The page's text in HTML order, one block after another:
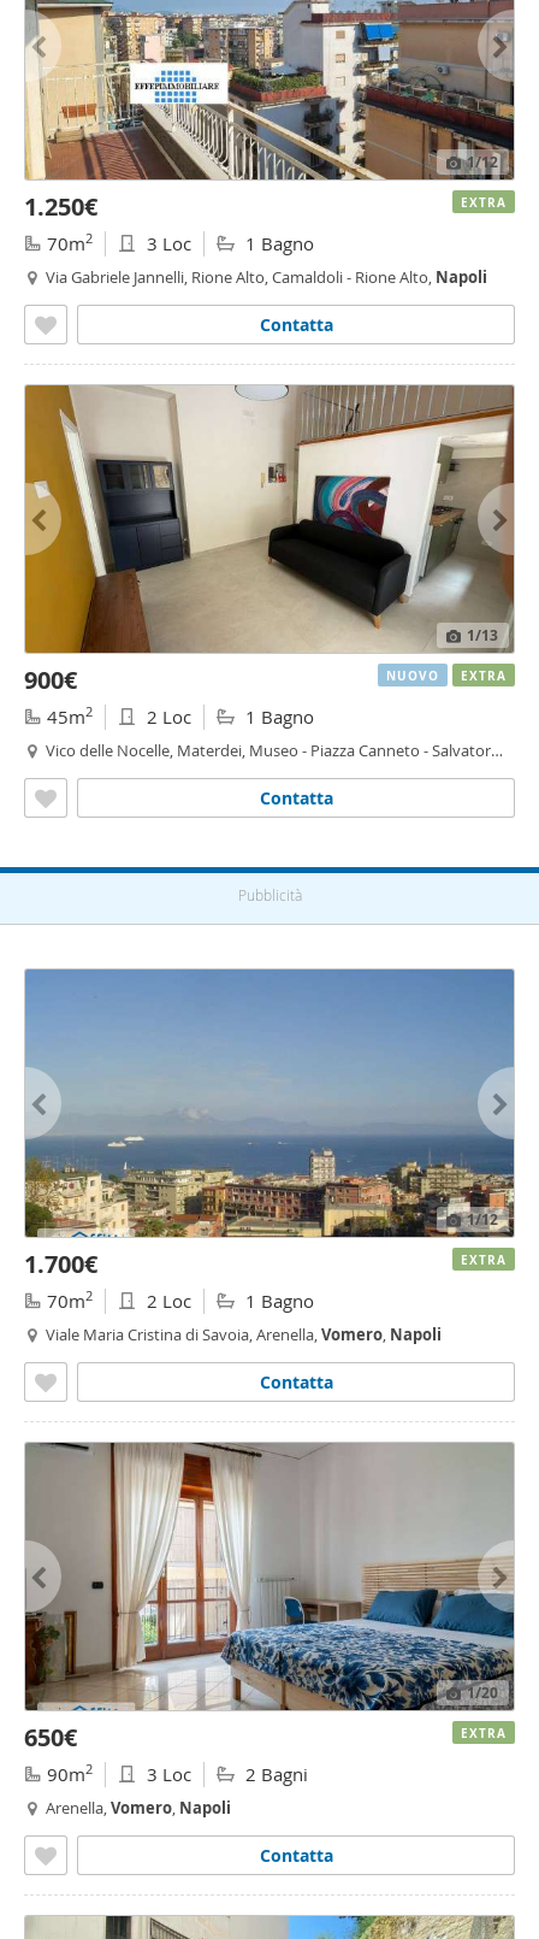
1/12
1.250€
70m2 3 Loc 1 Bagno
Via Gabriele Jannelli, Rione Alto, Camaldoli - Rione Alto, Napoli
Contatta
EXTRA
1/13
900€
45m2 2 Loc 1 Bagno
Vico delle Nocelle, Materdei, Museo - Piazza Canneto - Salvator
Contatta
NUOVO EXTRA
Pubblicità
1/12
1.700€
70m2 2 Loc 1 Bagno
Viale Maria Cristina di Savoia, Arenella,Vomero, Napoli
Contatta
EXTRA
1/20
650€
90m2 3 Loc 2 Bagni
Arenella,Vomero, Napoli
Contatta
EXTRA